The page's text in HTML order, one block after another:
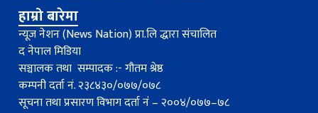
हाम्रो बारेमा
न्यूज नेशन (News Nation) प्रा.लि द्धारा संचालित
द नेपाल मिडिया
सञ्चालक तथा सम्पादक :- गौतम श्रेष्ठ
कम्पनी दर्ता नं. २३८४३०/०७७/०७८
सूचना तथा प्रसारण विभाग दर्ता नंं – २००४/०७७–७८